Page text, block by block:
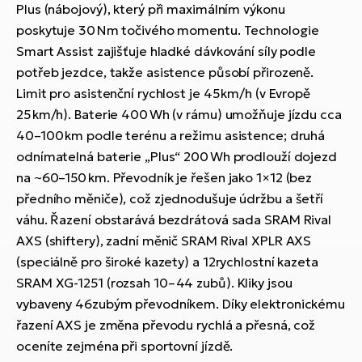
Plus (nábojový), který při maximálním výkonu
poskytuje 30 Nm točivého momentu. Technologie
Smart Assist zajišťuje hladké dávkování síly podle
potřeb jezdce, takže asistence působí přirozeně.
Limit pro asistenční rychlost je 45 km/h (v Evropě
25 km/h). Baterie 400 Wh (v rámu) umožňuje jízdu cca
40–100 km podle terénu a režimu asistence; druhá
odnímatelná baterie „Plus“ 200 Wh prodlouží dojezd
na ~60–150 km. Převodník je řešen jako 1×12 (bez
předního měniče), což zjednodušuje údržbu a šetří
váhu. Řazení obstarává bezdrátová sada SRAM Rival
AXS (shiftery), zadní měnič SRAM Rival XPLR AXS
(speciálně pro široké kazety) a 12rychlostní kazeta
SRAM XG-1251 (rozsah 10–44 zubů). Kliky jsou
vybaveny 46zubým převodníkem. Díky elektronickému
řazení AXS je změna převodu rychlá a přesná, což
oceníte zejména při sportovní jízdě.